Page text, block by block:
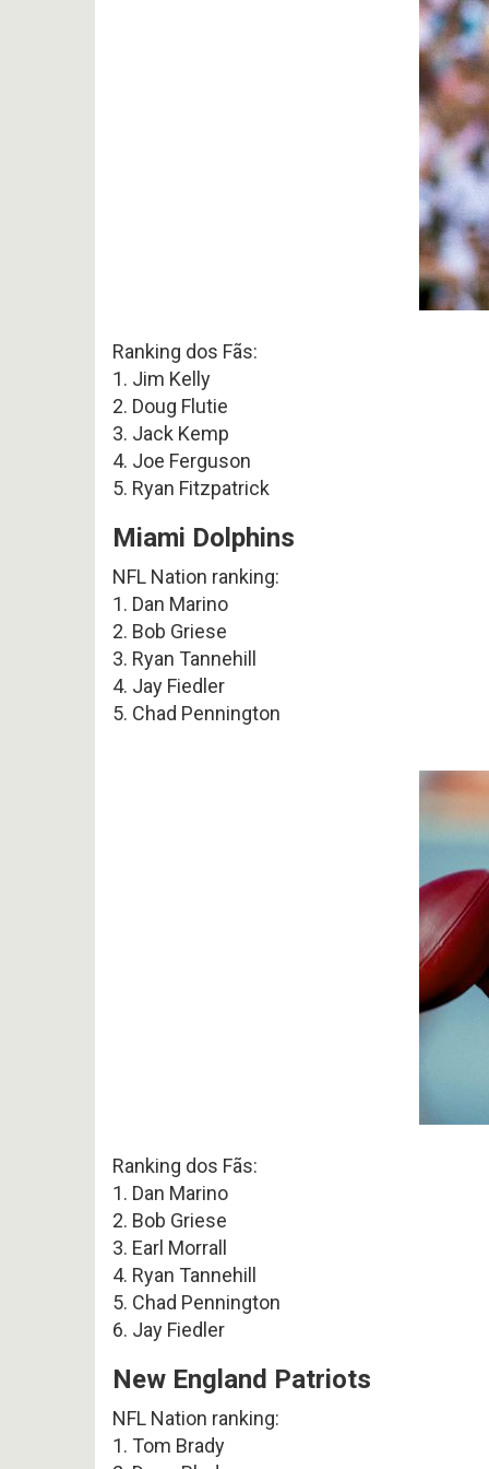
Ranking dos Fãs:
1. Jim Kelly
2. Doug Flutie
3. Jack Kemp
4. Joe Ferguson
5. Ryan Fitzpatrick
Miami Dolphins
NFL Nation ranking:
1. Dan Marino
2. Bob Griese
3. Ryan Tannehill
4. Jay Fiedler
5. Chad Pennington
Ranking dos Fãs:
1. Dan Marino
2. Bob Griese
3. Earl Morrall
4. Ryan Tannehill
5. Chad Pennington
6. Jay Fiedler
New England Patriots
NFL Nation ranking:
1. Tom Brady